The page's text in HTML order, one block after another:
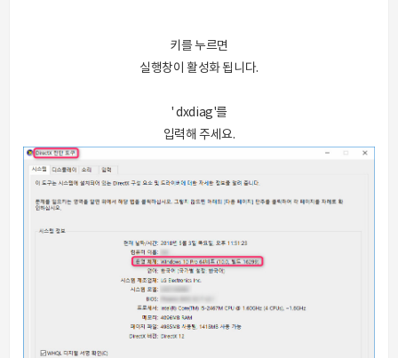
키를 누르면
실행창이 활성화 됩니다.
' dxdiag'를
입력해 주세요.